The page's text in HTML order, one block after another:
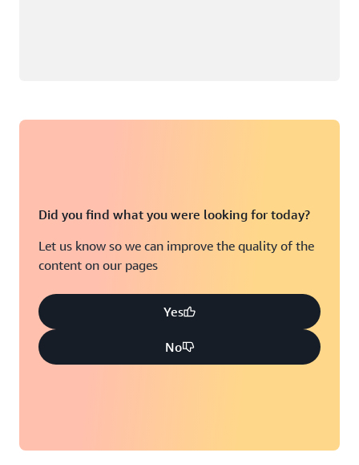
Did you find what you were looking for today?
Let us know so we can improve the quality of the
content on our pages
Yes
No